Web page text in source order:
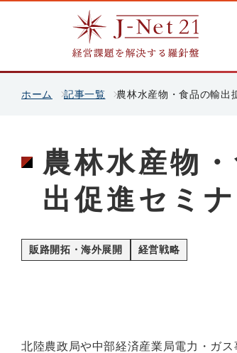
ホーム 記事一覧 農林水産物・食品の輸出
農林水産物
出促進セミ
販路開拓・海外展開 経営戦略
北陸農政局や中部経済産業局電力・ガ